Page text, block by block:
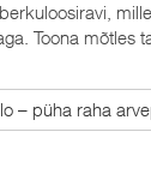
Toona mõtles
– püha raha